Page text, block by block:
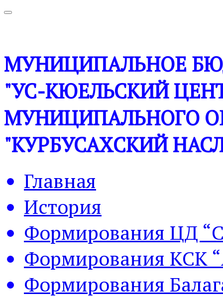
МУНИЦИПАЛЬНОЕ
"УС-КЮЕЛЬСКИЙ
МУНИЦИПАЛЬНОГО
"КУРБУСАХСКИЙ
Главная
История
Формирования ЦД
Формирования КСК
Формирования